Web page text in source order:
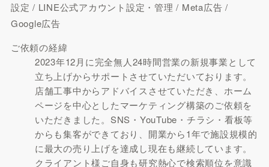
設定 / LINE公式アカウント設定・管理 / Meta広告 /
Google広告
ご依頼の経緯
2023年12月に完全無人24時間営業の新規事業として
立ち上げからサポートさせていただいております。
店舗工事中からアドバイスさせていただき、ホーム
ページを中心としたマーケティング構築のご依頼を
いただきました。SNS・YouTube・チラシ・看板等
からも集客ができており、開業から1年で施設規模的
に最大の売り上げを達成し現在も継続しています。
クライアント様ご自身も研究熱心で検索順位を意識